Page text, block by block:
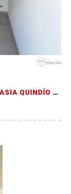
ALQUILER LOCAL COMERCIAL EN CIRCASIA QUINDÍO DOS CUADRAS DEL PARQUE